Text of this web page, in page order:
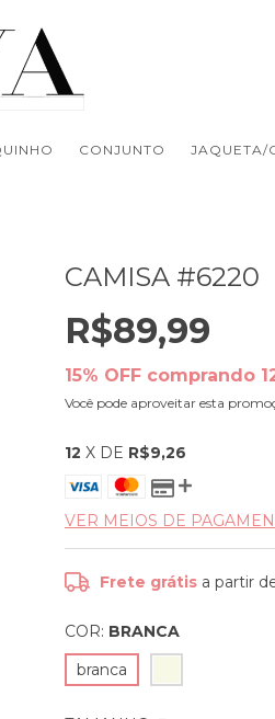
CONJUNTO JAQUETA/
CAMISA #6220
R$89,99
15% OFF comprando
Você pode aproveitar esta
12 X DE R$9,26
VER MEIOS DE
Frete grátis a partir
COR: BRANCA
branca